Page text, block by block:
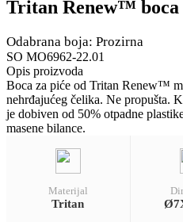
Tritan Renew™ boca
Odabrana boja: Prozirna
SO MO6962-22.01
Opis proizvoda
Boca za piće od Tritan Renew™
nehrđajućeg čelika. Ne propušta.
je dobiven od 50% otpadne
masene bilance.
Materijal
Tritan